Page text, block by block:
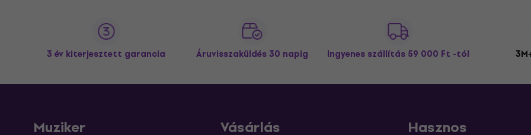
3 év kiterjesztett garancia Áruvisszaküldés 30 napig Ingyenes szállítás 59 000 Ft -tól
Muziker Vásárlás Hasznos